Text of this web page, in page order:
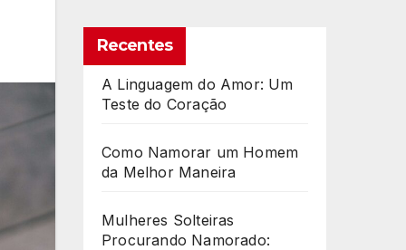
Recentes
A Linguagem do Amor: Um
Teste do Coração
Como Namorar um Homem
da Melhor Maneira
Mulheres Solteiras
Procurando Namorado: